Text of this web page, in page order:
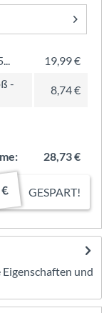
19,99 €
-
8,74 €
28,73 €
GESPART!
und